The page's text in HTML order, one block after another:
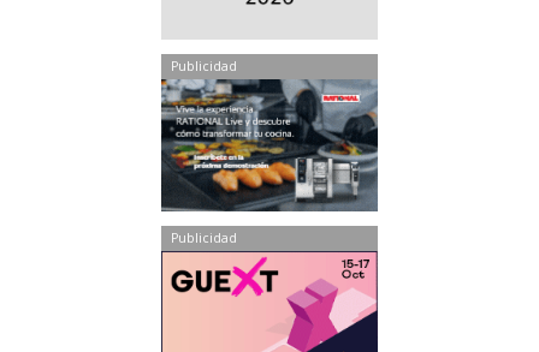
Publicidad
Publicidad